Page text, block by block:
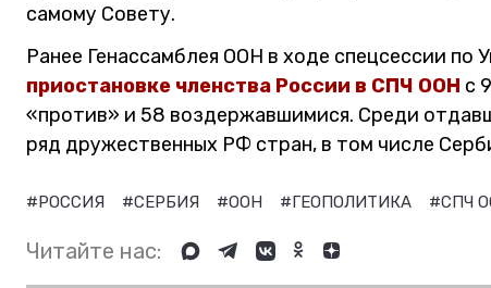
самому Совету.
Ранее Генассамблея ООН в ходе спецсессии
приостановке членства России в СПЧ ООН с
«против» и 58 воздержавшимися. Среди
ряд дружественных РФ стран, в том числе
#РОССИЯ #СЕРБИЯ #ООН #ГЕОПОЛИТИКА #СПЧ
Читайте нас: